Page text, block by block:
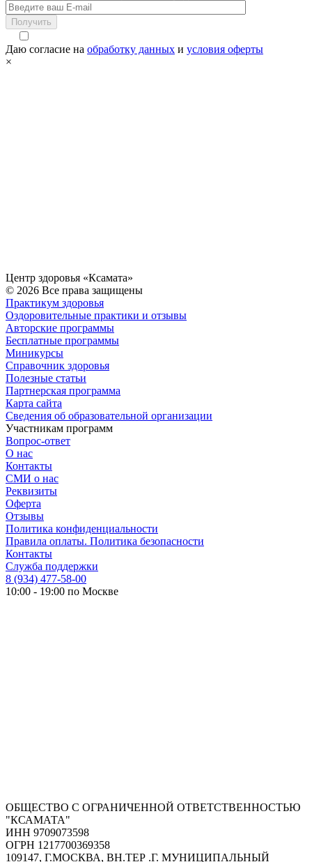
Получить
Даю согласие на обработку данных и условия оферты
×
Центр здоровья «Ксамата»
© 2026 Все права защищены
Практикум здоровья
Оздоровительные практики и отзывы
Авторские программы
Бесплатные программы
Миникурсы
Справочник здоровья
Полезные статьи
Партнерская программа
Карта сайта
Сведения об образовательной организации
Участникам программ
Вопрос-ответ
О нас
Контакты
СМИ о нас
Реквизиты
Оферта
Отзывы
Политика конфиденциальности
Правила оплаты. Политика безопасности
Контакты
Служба поддержки
8 (934) 477-58-00
10:00 - 19:00 по Москве
ОБЩЕСТВО С ОГРАНИЧЕННОЙ ОТВЕТСТВЕННОСТЬЮ
"КСАМАТА"
ИНН 9709073598
ОГРН 1217700369358
109147, Г.МОСКВА, ВН.ТЕР .Г. МУНИЦИПАЛЬНЫЙ